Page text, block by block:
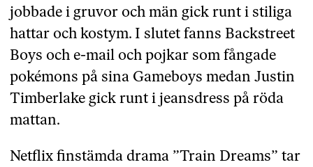
jobbade i gruvor och män gick runt i stiliga
hattar och kostym. I slutet fanns Backstreet
Boys och e-mail och pojkar som fångade
pokémons på sina Gameboys medan Justin
Timberlake gick runt i jeansdress på röda
mattan.
Netflix finstämda drama ”Train Dreams” tar